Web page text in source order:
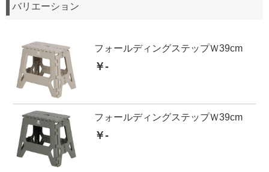
バリエーション
フォールディングステップＷ39cm
￥-
フォールディングステップＷ39cm
￥-